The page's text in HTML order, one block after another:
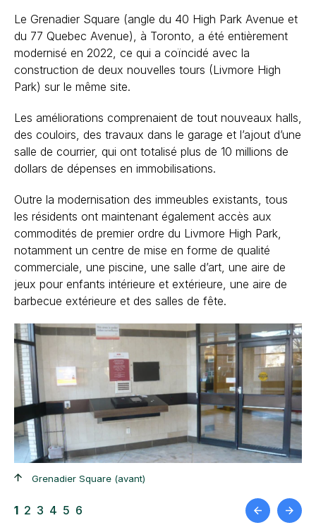
Le Grenadier Square (angle du 40 High Park Avenue et
du 77 Quebec Avenue), à Toronto, a été entièrement
modernisé en 2022, ce qui a coïncidé avec la
construction de deux nouvelles tours (Livmore High
Park) sur le même site.
Les améliorations comprenaient de tout nouveaux halls,
des couloirs, des travaux dans le garage et l’ajout d’une
salle de courrier, qui ont totalisé plus de 10 millions de
dollars de dépenses en immobilisations.
Outre la modernisation des immeubles existants, tous
les résidents ont maintenant également accès aux
commodités de premier ordre du Livmore High Park,
notamment un centre de mise en forme de qualité
commerciale, une piscine, une salle d’art, une aire de
jeux pour enfants intérieure et extérieure, une aire de
barbecue extérieure et des salles de fête.
Grenadier Square (avant)
1 2 3 4 5 6